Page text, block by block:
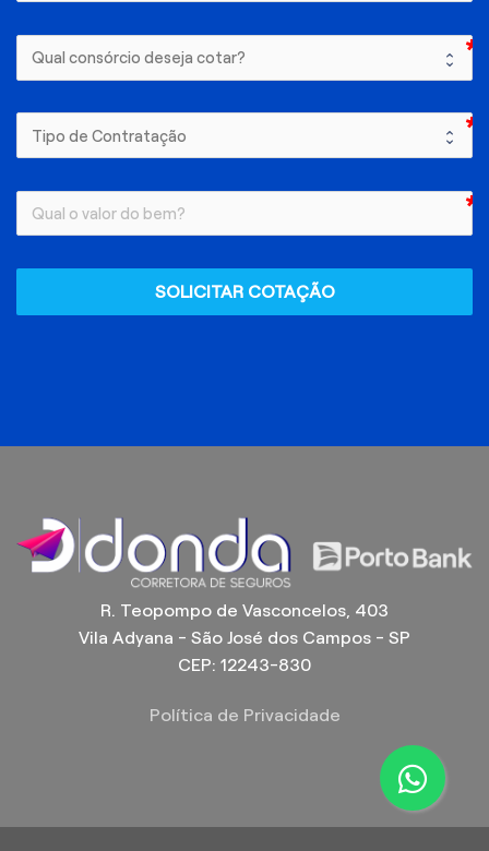
SOLICITAR COTAÇÃO
R. Teopompo de Vasconcelos, 403
Vila Adyana - São José dos Campos - SP
CEP: 12243-830
Política de Privacidade